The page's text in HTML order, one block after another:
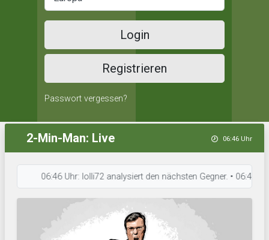
Login
Registrieren
Passwort vergessen?
2-Min-Man: Live 06:46 Uhr
06:46 Uhr: lolli72 analysiert den nächsten Gegner. • 06:46 Uhr: